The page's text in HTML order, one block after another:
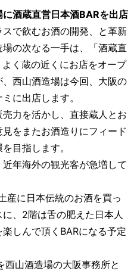
酒蔵直営日本酒BARを出店
で飲むお酒の開発、と革新
の次なる一手は、「酒蔵直
く蔵の近くにお店をオープ
西山酒造場は今回、大阪の
に出店します。
力を活かし、直接蔵人とお
をまたお酒造りにフィード
目指します。
年海外の観光客が急増して
産に日本伝統のお酒を買っ
、2階は舌の肥えた日本人
しんで頂くBARになる予定
山酒造場の大阪事務所と